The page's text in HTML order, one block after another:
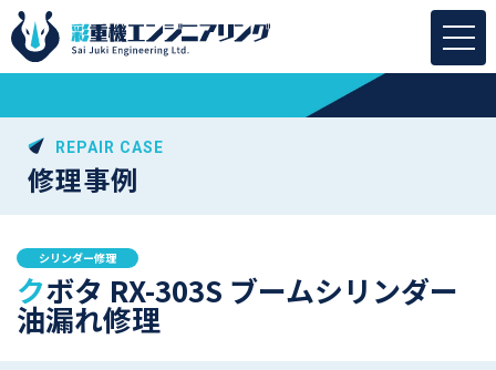
REPAIR CASE
修理事例
シリンダー修理
クボタ RX-303S ブームシリンダー
油漏れ修理